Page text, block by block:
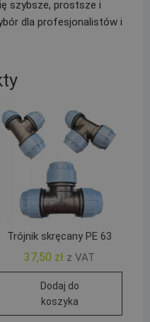
szybsze, prostsze i
dla profesjonalistów i
Trójnik skręcany PE 63
37,50 zł z VAT
Dodaj do
koszyka